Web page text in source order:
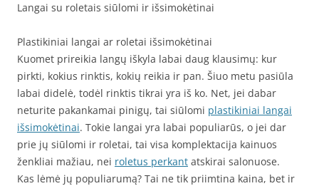
Langai su roletais siūlomi ir išsimokėtinai
Plastikiniai langai ar roletai išsimokėtinai
Kuomet prireikia langų iškyla labai daug klausimų: kur
pirkti, kokius rinktis, kokių reikia ir pan. Šiuo metu pasiūla
labai didelė, todėl rinktis tikrai yra iš ko. Net, jei dabar
neturite pakankamai pinigų, tai siūlomi plastikiniai langai
išsimokėtinai. Tokie langai yra labai populiarūs, o jei dar
prie jų siūlomi ir roletai, tai visa komplektacija kainuos
ženkliai mažiau, nei roletus perkant atskirai salonuose.
Kas lėmė jų populiarumą? Tai ne tik priimtina kaina, bet ir